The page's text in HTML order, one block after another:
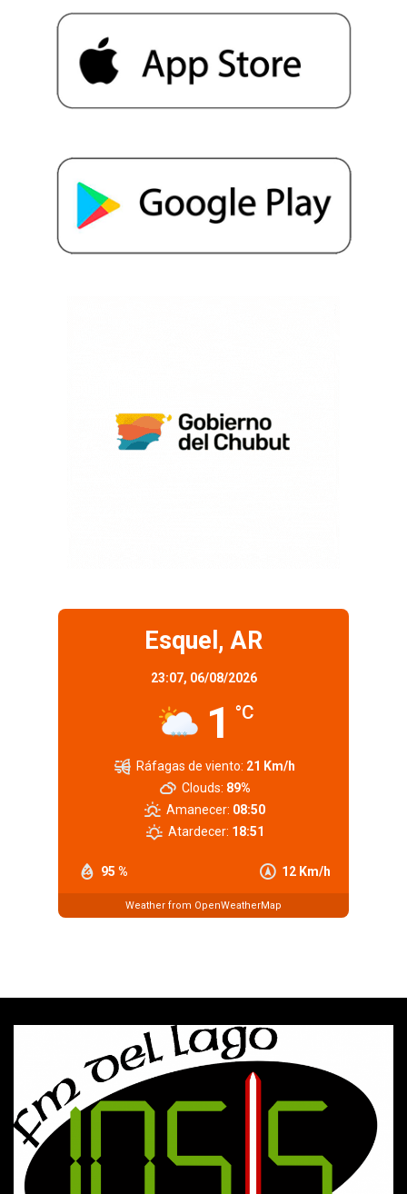
Esquel, AR
23:07, 06/08/2026
1 °C
95 % 12 Km/h
Ráfagas de viento: 21 Km/h
Clouds: 89%
Amanecer: 08:50
Atardecer: 18:51
Weather from OpenWeatherMap